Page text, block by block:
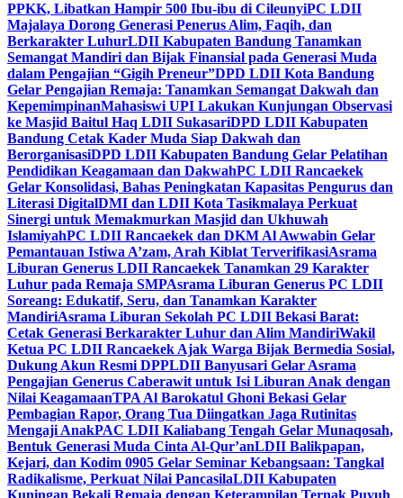
PPKK, Libatkan Hampir 500 Ibu-ibu di CileunyiPC LDII
Majalaya Dorong Generasi Penerus Alim, Faqih, dan
Berkarakter LuhurLDII Kabupaten Bandung Tanamkan
Semangat Mandiri dan Bijak Finansial pada Generasi Muda
dalam Pengajian “Gigih Preneur”DPD LDII Kota Bandung
Gelar Pengajian Remaja: Tanamkan Semangat Dakwah dan
KepemimpinanMahasiswi UPI Lakukan Kunjungan Observasi
ke Masjid Baitul Haq LDII SukasariDPD LDII Kabupaten
Bandung Cetak Kader Muda Siap Dakwah dan
BerorganisasiDPD LDII Kabupaten Bandung Gelar Pelatihan
Pendidikan Keagamaan dan DakwahPC LDII Rancaekek
Gelar Konsolidasi, Bahas Peningkatan Kapasitas Pengurus dan
Literasi DigitalDMI dan LDII Kota Tasikmalaya Perkuat
Sinergi untuk Memakmurkan Masjid dan Ukhuwah
IslamiyahPC LDII Rancaekek dan DKM Al Awwabin Gelar
Pemantauan Istiwa A’zam, Arah Kiblat TerverifikasiAsrama
Liburan Generus LDII Rancaekek Tanamkan 29 Karakter
Luhur pada Remaja SMPAsrama Liburan Generus PC LDII
Soreang: Edukatif, Seru, dan Tanamkan Karakter
MandiriAsrama Liburan Sekolah PC LDII Bekasi Barat:
Cetak Generasi Berkarakter Luhur dan Alim MandiriWakil
Ketua PC LDII Rancaekek Ajak Warga Bijak Bermedia Sosial,
Dukung Akun Resmi DPPLDII Banyusari Gelar Asrama
Pengajian Generus Caberawit untuk Isi Liburan Anak dengan
Nilai KeagamaanTPA Al Barokatul Ghoni Bekasi Gelar
Pembagian Rapor, Orang Tua Diingatkan Jaga Rutinitas
Mengaji AnakPAC LDII Kaliabang Tengah Gelar Munaqosah,
Bentuk Generasi Muda Cinta Al-Qur’anLDII Balikpapan,
Kejari, dan Kodim 0905 Gelar Seminar Kebangsaan: Tangkal
Radikalisme, Perkuat Nilai PancasilaLDII Kabupaten